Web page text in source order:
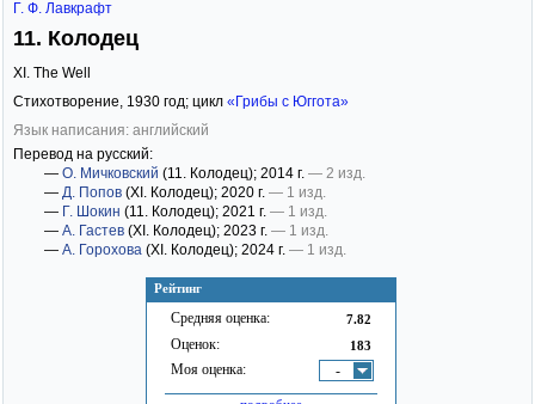
Рейтинг
Средняя оценка: 7.82
Оценок: 183
Моя оценка: -
Г. Ф. Лавкрафт
11. Колодец
XI. The Well
Стихотворение, 1930 год; цикл «Грибы с Юггота»
Язык написания: английский
Перевод на русский:
— О. Мичковский (11. Колодец); 2014 г. — 2 изд.
— Д. Попов (XI. Колодец); 2020 г. — 1 изд.
— Г. Шокин (11. Колодец); 2021 г. — 1 изд.
— А. Гастев (XI. Колодец); 2023 г. — 1 изд.
— А. Горохова (XI. Колодец); 2024 г. — 1 изд.